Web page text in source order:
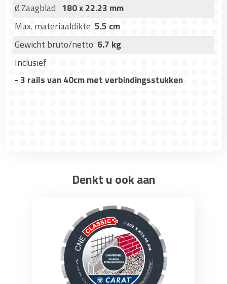
ØZaagblad 180 x 22.23 mm
Max. materiaaldikte 5.5 cm
Gewicht bruto/netto 6.7 kg
Inclusief
- 3 rails van 40cm met verbindingsstukken
Denkt u ook aan